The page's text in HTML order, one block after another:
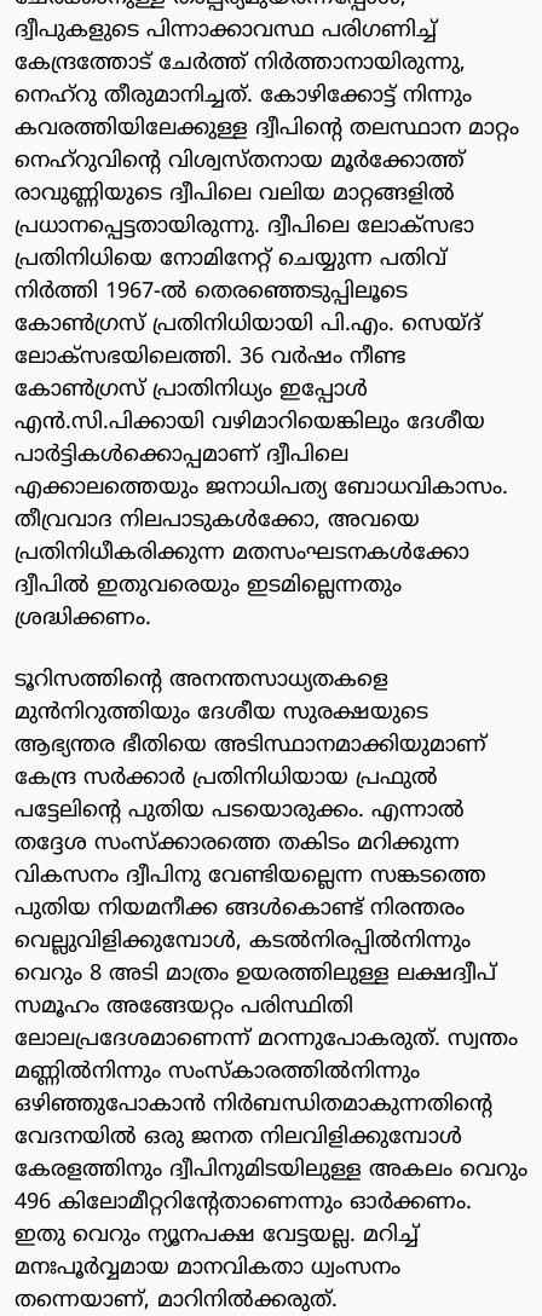
ദ്വീപുകളുടെ പിന്നാക്കാവസ്ഥ പരിഗണിച്ച്
കേന്ദ്രത്തോട് ചേര്‍ത്ത് നിര്‍ത്താനായിരുന്നു,
നെഹ്‌റു തീരുമാനിച്ചത്. കോഴിക്കോട്ട് നിന്നും
കവരത്തിയിലേക്കുള്ള ദ്വീപിന്റെ തലസ്ഥാന മാറ്റം
നെഹ്‌റുവിന്റെ വിശ്വസ്തനായ മൂര്‍ക്കോത്ത്
രാവുണ്ണിയുടെ ദ്വീപിലെ വലിയ മാറ്റങ്ങളില്‍
പ്രധാനപ്പെട്ടതായിരുന്നു. ദ്വീപിലെ ലോക്‌സഭാ
പ്രതിനിധിയെ നോമിനേറ്റ് ചെയ്യുന്ന പതിവ്
നിര്‍ത്തി 1967-ല്‍ തെരഞ്ഞെടുപ്പിലൂടെ
കോണ്‍ഗ്രസ് പ്രതിനിധിയായി പി.എം. സെയ്ദ്
ലോക്‌സഭയിലെത്തി. 36 വര്‍ഷം നീണ്ട
കോണ്‍ഗ്രസ് പ്രാതിനിധ്യം ഇപ്പോള്‍
എന്‍.സി.പിക്കായി വഴിമാറിയെങ്കിലും ദേശീയ
പാര്‍ട്ടികള്‍ക്കൊപ്പമാണ് ദ്വീപിലെ
എക്കാലത്തെയും ജനാധിപത്യ ബോധവികാസം.
തീവ്രവാദ നിലപാടുകള്‍ക്കോ, അവയെ
പ്രതിനിധീകരിക്കുന്ന മതസംഘടനകള്‍ക്കോ
ദ്വീപില്‍ ഇതുവരെയും ഇടമില്ലെന്നതും
ശ്രദ്ധിക്കണം.
ടൂറിസത്തിന്റെ അനന്തസാധ്യതകളെ
മുന്‍നിറുത്തിയും ദേശീയ സുരക്ഷയുടെ
ആഭ്യന്തര ഭീതിയെ അടിസ്ഥാനമാക്കിയുമാണ്
കേന്ദ്ര സര്‍ക്കാര്‍ പ്രതിനിധിയായ പ്രഫുല്‍
പട്ടേലിന്റെ പുതിയ പടയൊരുക്കം. എന്നാല്‍
തദ്ദേശ സംസ്‌ക്കാരത്തെ തകിടം മറിക്കുന്ന
വികസനം ദ്വീപിനു വേണ്ടിയല്ലെന്ന സങ്കടത്തെ
പുതിയ നിയമനീക്ക ങ്ങള്‍കൊണ്ട് നിരന്തരം
വെല്ലുവിളിക്കുമ്പോള്‍, കടല്‍നിരപ്പില്‍നിന്നും
വെറും 8 അടി മാത്രം ഉയരത്തിലുള്ള ലക്ഷദ്വീപ്
സമൂഹം അങ്ങേയറ്റം പരിസ്ഥിതി
ലോലപ്രദേശമാണെന്ന് മറന്നുപോകരുത്. സ്വന്തം
മണ്ണില്‍നിന്നും സംസ്‌കാരത്തില്‍നിന്നും
ഒഴിഞ്ഞുപോകാന്‍ നിര്‍ബന്ധിതമാകുന്നതിന്റെ
വേദനയില്‍ ഒരു ജനത നിലവിളിക്കുമ്പോള്‍
കേരളത്തിനും ദ്വീപിനുമിടയിലുള്ള അകലം വെറും
496 കിലോമീറ്ററിന്റേതാണെന്നും ഓര്‍ക്കണം.
ഇതു വെറും ന്യൂനപക്ഷ വേട്ടയല്ല. മറിച്ച്
മനഃപൂര്‍വ്വമായ മാനവികതാ ധ്വംസനം
തന്നെയാണ്, മാറിനില്‍ക്കരുത്.